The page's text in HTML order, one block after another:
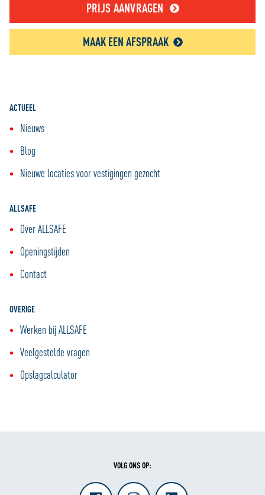
PRIJS AANVRAGEN
MAAK EEN AFSPRAAK
ACTUEEL
Nieuws
Blog
Nieuwe locaties voor vestigingen gezocht
ALLSAFE
Over ALLSAFE
Openingstijden
Contact
OVERIGE
Werken bij ALLSAFE
Veelgestelde vragen
Opslagcalculator
VOLG ONS OP: